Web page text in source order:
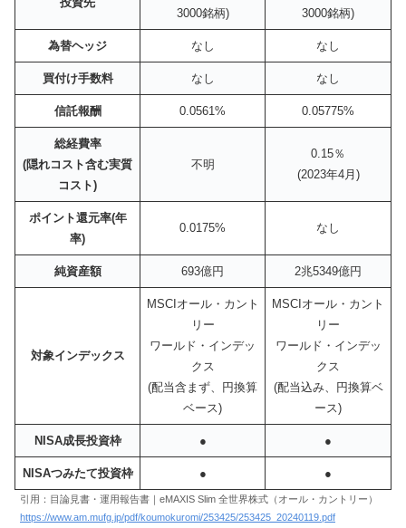
3000銘柄)
3000銘柄)
為替ヘッジ なし なし
買付け手数料 なし なし
信託報酬 0.0561% 0.05775%
総経費率
(隠れコスト含む実質
コスト)
不明
0.15％
(2023年4月)
ポイント還元率(年
率)
0.0175% なし
純資産額 693億円 2兆5349億円
対象インデックス
MSCIオール・カント
リー
ワールド・インデッ
クス
(配当含まず、円換算
ベース)
MSCIオール・カント
リー
ワールド・インデッ
クス
(配当込み、円換算ベ
ース)
NISA成長投資枠 ● ●
NISAつみたて投資枠 ● ●
引用：目論見書・運用報告書｜eMAXIS Slim 全世界株式（オール・カントリー）
https://www.am.mufg.jp/pdf/koumokuromi/253425/253425_20240119.pdf